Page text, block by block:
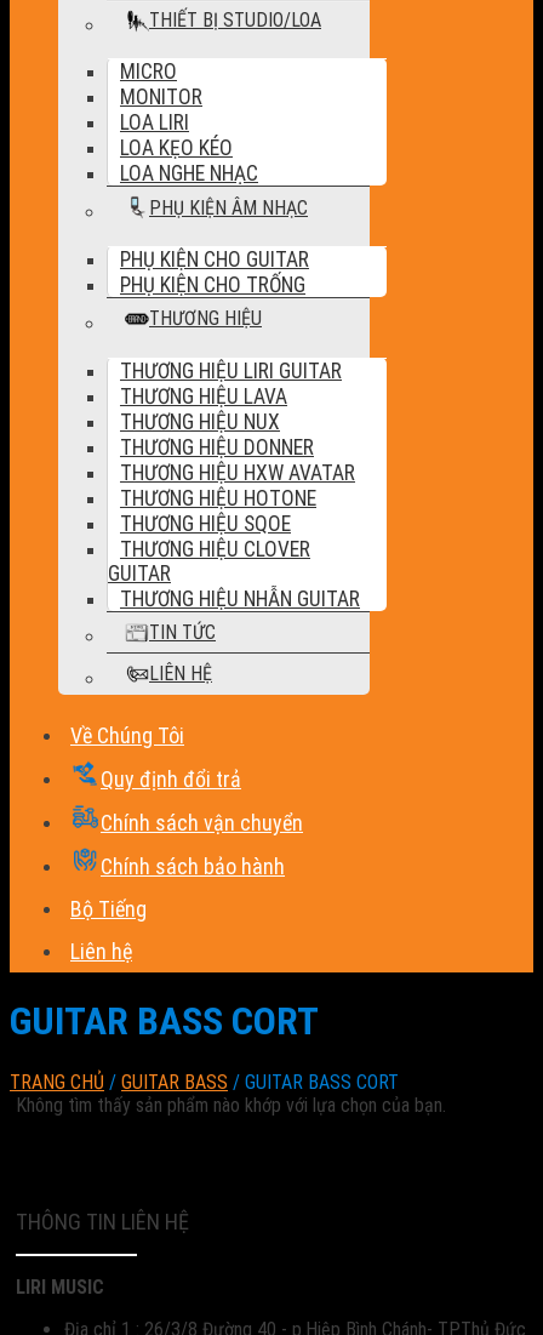
THIẾT BỊ STUDIO/LOA
MICRO
MONITOR
LOA LIRI
LOA KẸO KÉO
LOA NGHE NHẠC
PHỤ KIỆN ÂM NHẠC
PHỤ KIỆN CHO GUITAR
PHỤ KIỆN CHO TRỐNG
THƯƠNG HIỆU
THƯƠNG HIỆU LIRI GUITAR
THƯƠNG HIỆU LAVA
THƯƠNG HIỆU NUX
THƯƠNG HIỆU DONNER
THƯƠNG HIỆU HXW AVATAR
THƯƠNG HIỆU HOTONE
THƯƠNG HIỆU SQOE
THƯƠNG HIỆU CLOVER
GUITAR
THƯƠNG HIỆU NHẪN GUITAR
TIN TỨC
LIÊN HỆ
Về Chúng Tôi
Quy định đổi trả
Chính sách vận chuyển
Chính sách bảo hành
Bộ Tiếng
Liên hệ
GUITAR BASS CORT
TRANG CHỦ / GUITAR BASS / GUITAR BASS CORT
Không tìm thấy sản phẩm nào khớp với lựa chọn của bạn.
THÔNG TIN LIÊN HỆ
LIRI MUSIC
Địa chỉ 1 : 26/3/8 Đường 40 - p.Hiệp Bình Chánh- TP.Thủ Đức